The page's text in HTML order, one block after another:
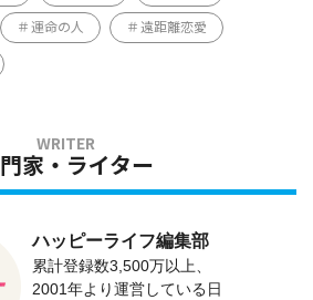
運命の人 遠距離恋愛
家・ライター
ハッピーライフ編集部
累計登録数3,500万以上、
2001年より運営している日